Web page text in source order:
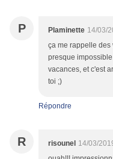
P Plaminette 14/03/
ça me rappelle des
presque
vacances, et c'est
toi ;)
Répondre
R risounel 14/03/